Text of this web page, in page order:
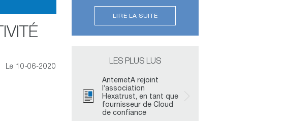
Le 10-06-2020
LIRE LA SUITE
LES PLUS LUS
AntemetA rejoint
l’association
Hexatrust, en tant que
fournisseur de Cloud
de confiance